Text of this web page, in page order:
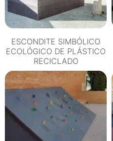
ESCONDITE SIMBÓLICO
ECOLÓGICO DE PLÁSTICO
RECICLADO